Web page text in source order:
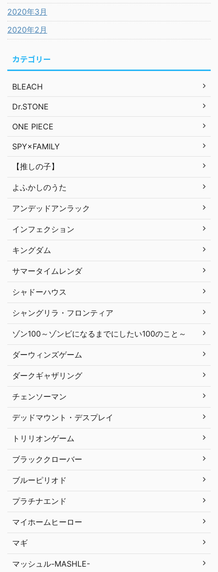
2020年3月
2020年2月
カテゴリー
BLEACH
Dr.STONE
ONE PIECE
SPY×FAMILY
【推しの子】
よふかしのうた
アンデッドアンラック
インフェクション
キングダム
サマータイムレンダ
シャドーハウス
シャングリラ・フロンティア
ゾン100～ゾンビになるまでにしたい100のこと～
ダーウィンズゲーム
ダークギャザリング
チェンソーマン
デッドマウント・デスプレイ
トリリオンゲーム
ブラッククローバー
ブルーピリオド
プラチナエンド
マイホームヒーロー
マギ
マッシュル-MASHLE-